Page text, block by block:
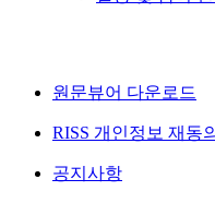
원문뷰어 다운로드
RISS 개인정보 재동의
공지사항